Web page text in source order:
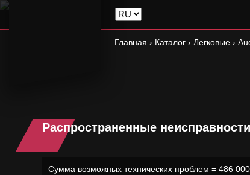
Главная › Каталог › Легковые ›
Распространенные неисправности
Сумма возможных технических проблем = 486